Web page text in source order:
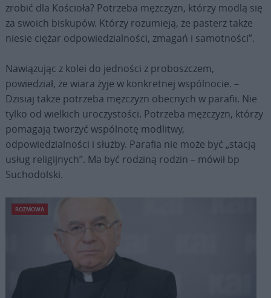
zrobić dla Kościoła? Potrzeba mężczyzn, którzy modlą się
za swoich biskupów. Którzy rozumieją, że pasterz także
niesie ciężar odpowiedzialności, zmagań i samotności”.
Nawiązując z kolei do jedności z proboszczem,
powiedział, że wiara żyje w konkretnej wspólnocie. –
Dzisiaj także potrzeba mężczyzn obecnych w parafii. Nie
tylko od wielkich uroczystości. Potrzeba mężczyzn, którzy
pomagają tworzyć wspólnotę modlitwy,
odpowiedzialności i służby. Parafia nie może być „stacją
usług religijnych”. Ma być rodziną rodzin – mówił bp
Suchodolski.
ROZMOWA